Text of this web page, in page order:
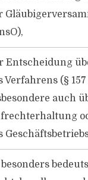
Entscheidung
Verfahrens (§
auch